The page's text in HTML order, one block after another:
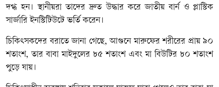
দগ্ধ হন। স্থানীয়রা তাদের দ্রুত উদ্ধার করে জাতীয় বার্ন ও প্লাস্টিক
সার্জারি ইনস্টিটিউটে ভর্তি করেন।
চিকিৎসকদের বরাতে জানা গেছে, আগুনে মারুফের শরীরের প্রায় ৯০
শতাংশ, তার বাবা মাইদুলের ৮৫ শতাংশ এবং মা বিউটির ৮০ শতাংশ
পুড়ে যায়।